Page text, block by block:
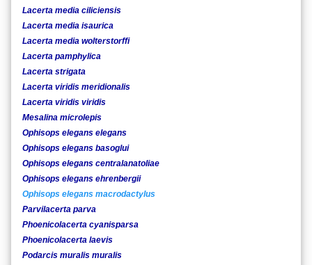
Lacerta media ciliciensis
Lacerta media isaurica
Lacerta media wolterstorffi
Lacerta pamphylica
Lacerta strigata
Lacerta viridis meridionalis
Lacerta viridis viridis
Mesalina microlepis
Ophisops elegans elegans
Ophisops elegans basoglui
Ophisops elegans centralanatoliae
Ophisops elegans ehrenbergii
Ophisops elegans macrodactylus
Parvilacerta parva
Phoenicolacerta cyanisparsa
Phoenicolacerta laevis
Podarcis muralis muralis